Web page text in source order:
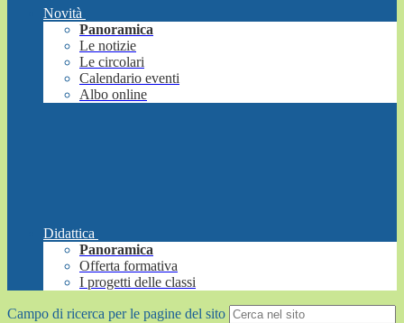
Novità
Panoramica
Le notizie
Le circolari
Calendario eventi
Albo online
Didattica
Panoramica
Offerta formativa
I progetti delle classi
Campo di ricerca per le pagine del sito